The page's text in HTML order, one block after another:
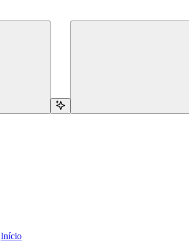
Início